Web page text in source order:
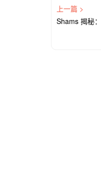
上一篇 >
Shams 揭秘